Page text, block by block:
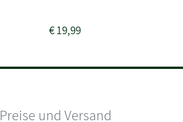
€19,99
Preise und Versand